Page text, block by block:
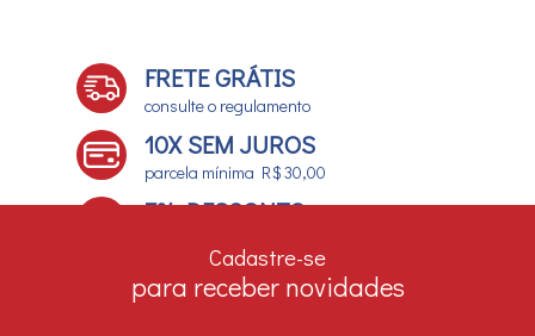
FRETE GRÁTIS
consulte o regulamento
10X SEM JUROS
parcela mínima R$ 30,00
7% DESCONTO
Cadastre-se
para receber novidades